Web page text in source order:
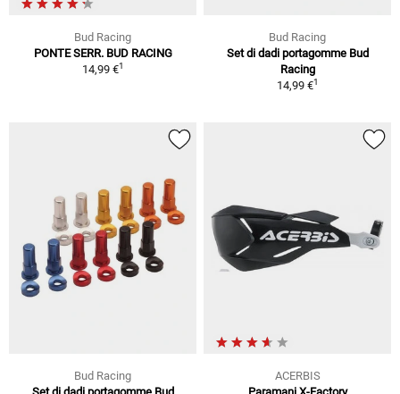
Bud Racing
PONTE SERR. BUD RACING
14,99 €1
Bud Racing
Set di dadi portagomme Bud
Racing
14,99 €1
Bud Racing
ACERBIS